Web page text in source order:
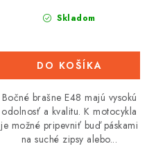
Skladom
DO KOŠÍKA
Bočné brašne E48 majú vysokú
odolnosť a kvalitu. K motocykla
je možné pripevniť buď páskami
na suché zipsy alebo...